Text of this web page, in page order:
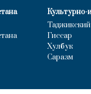
Культурно-
Гиссар
Хулбук
Саразм